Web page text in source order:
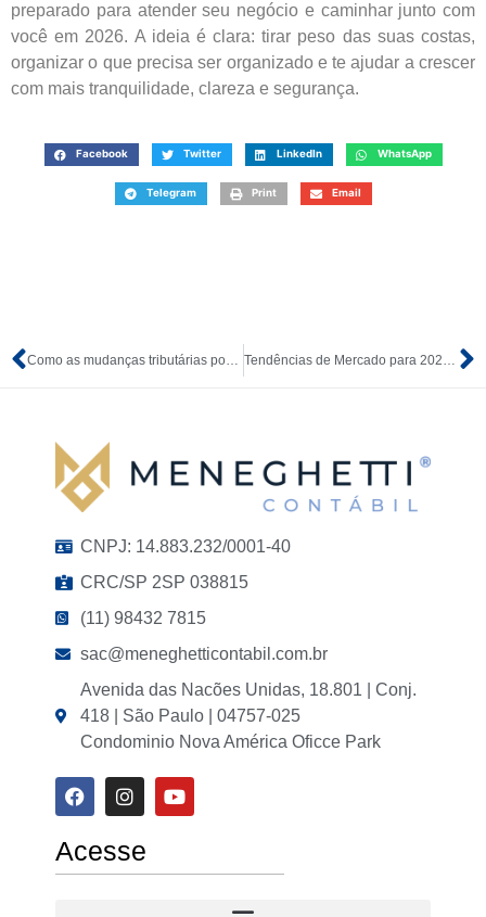
preparado para atender seu negócio e caminhar junto com
você em 2026. A ideia é clara: tirar peso das suas costas,
organizar o que precisa ser organizado e te ajudar a crescer
com mais tranquilidade, clareza e segurança.
Facebook Twitter LinkedIn WhatsApp
Telegram Print Email
Como as mudanças tributárias podem afetar o seu negócio a partir de 2026 Tendências de Mercado para 2026: onde vale a pena empreender (e como escolher o caminho certo)
CNPJ: 14.883.232/0001-40
CRC/SP 2SP 038815
(11) 98432 7815
sac@meneghetticontabil.com.br
Avenida das Nacões Unidas, 18.801 | Conj.
418 | São Paulo | 04757-025
Condominio Nova América Oficce Park
Acesse